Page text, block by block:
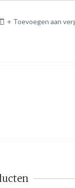
+ Toevoegen aan